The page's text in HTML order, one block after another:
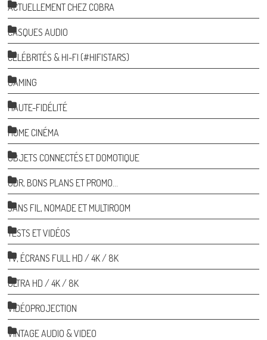
ACTUELLEMENT CHEZ COBRA
CASQUES AUDIO
CÉLÉBRITÉS & HI-FI (#HIFISTARS)
GAMING
HAUTE-FIDÉLITÉ
HOME CINÉMA
OBJETS CONNECTÉS ET DOMOTIQUE
ODR, BONS PLANS ET PROMO…
SANS FIL, NOMADE ET MULTIROOM
TESTS ET VIDÉOS
TV, ÉCRANS FULL HD / 4K / 8K
ULTRA HD / 4K / 8K
VIDÉOPROJECTION
VINTAGE AUDIO & VIDEO